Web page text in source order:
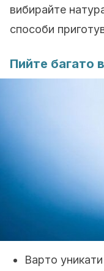
вибирайте
способи
Пийте багато
Варто